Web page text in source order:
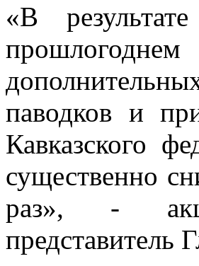
«В
паводков и
Кавказского
существенно
раз», -
представитель